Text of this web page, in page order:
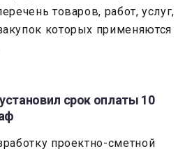
товаров, работ, услуг,
которых применяются
срок оплаты 10
проектно-сметной